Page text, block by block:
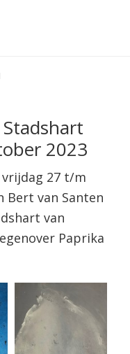
2023
27 t/m
Bert van Santen
van
Paprika